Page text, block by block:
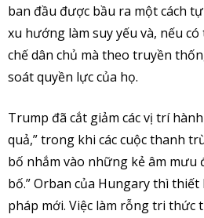
ban đầu được bầu ra một cách
xu hướng làm suy yếu và, nếu
chế dân chủ mà theo truyền
soát quyền lực của họ.
Trump đã cắt giảm các vị trí
quả,” trong khi các cuộc thanh
bố nhắm vào những kẻ âm mưu
bố.” Orban của Hungary thì
pháp mới. Việc làm rỗng tri thức